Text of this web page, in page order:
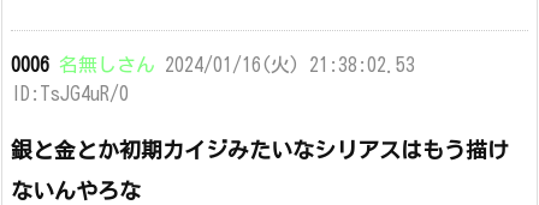
0006 名無しさん 2024/01/16(火) 21:38:02.53
ID:TsJG4uR/0
銀と金とか初期カイジみたいなシリアスはもう描け
ないんやろな